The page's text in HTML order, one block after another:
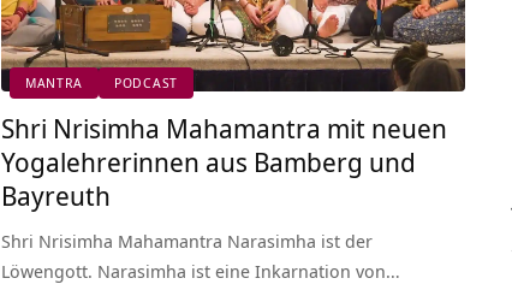
MANTRA PODCAST
Shri Nrisimha Mahamantra mit neuen
Yogalehrerinnen aus Bamberg und
Bayreuth
Shri Nrisimha Mahamantra Narasimha ist der
Löwengott. Narasimha ist eine Inkarnation von…